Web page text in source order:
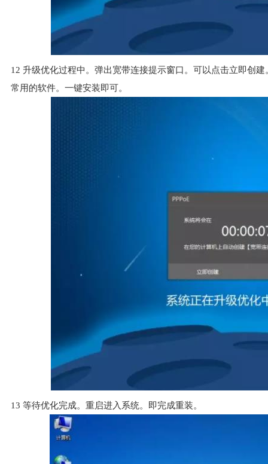
12 升级优化过程中。弹出宽带连接提示窗口。可以点击立即创
常用的软件。一键安装即可。
13 等待优化完成。重启进入系统。即完成重装。